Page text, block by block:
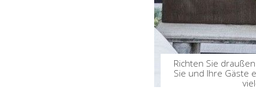
Richten Sie
Sie und Ihre Gäste